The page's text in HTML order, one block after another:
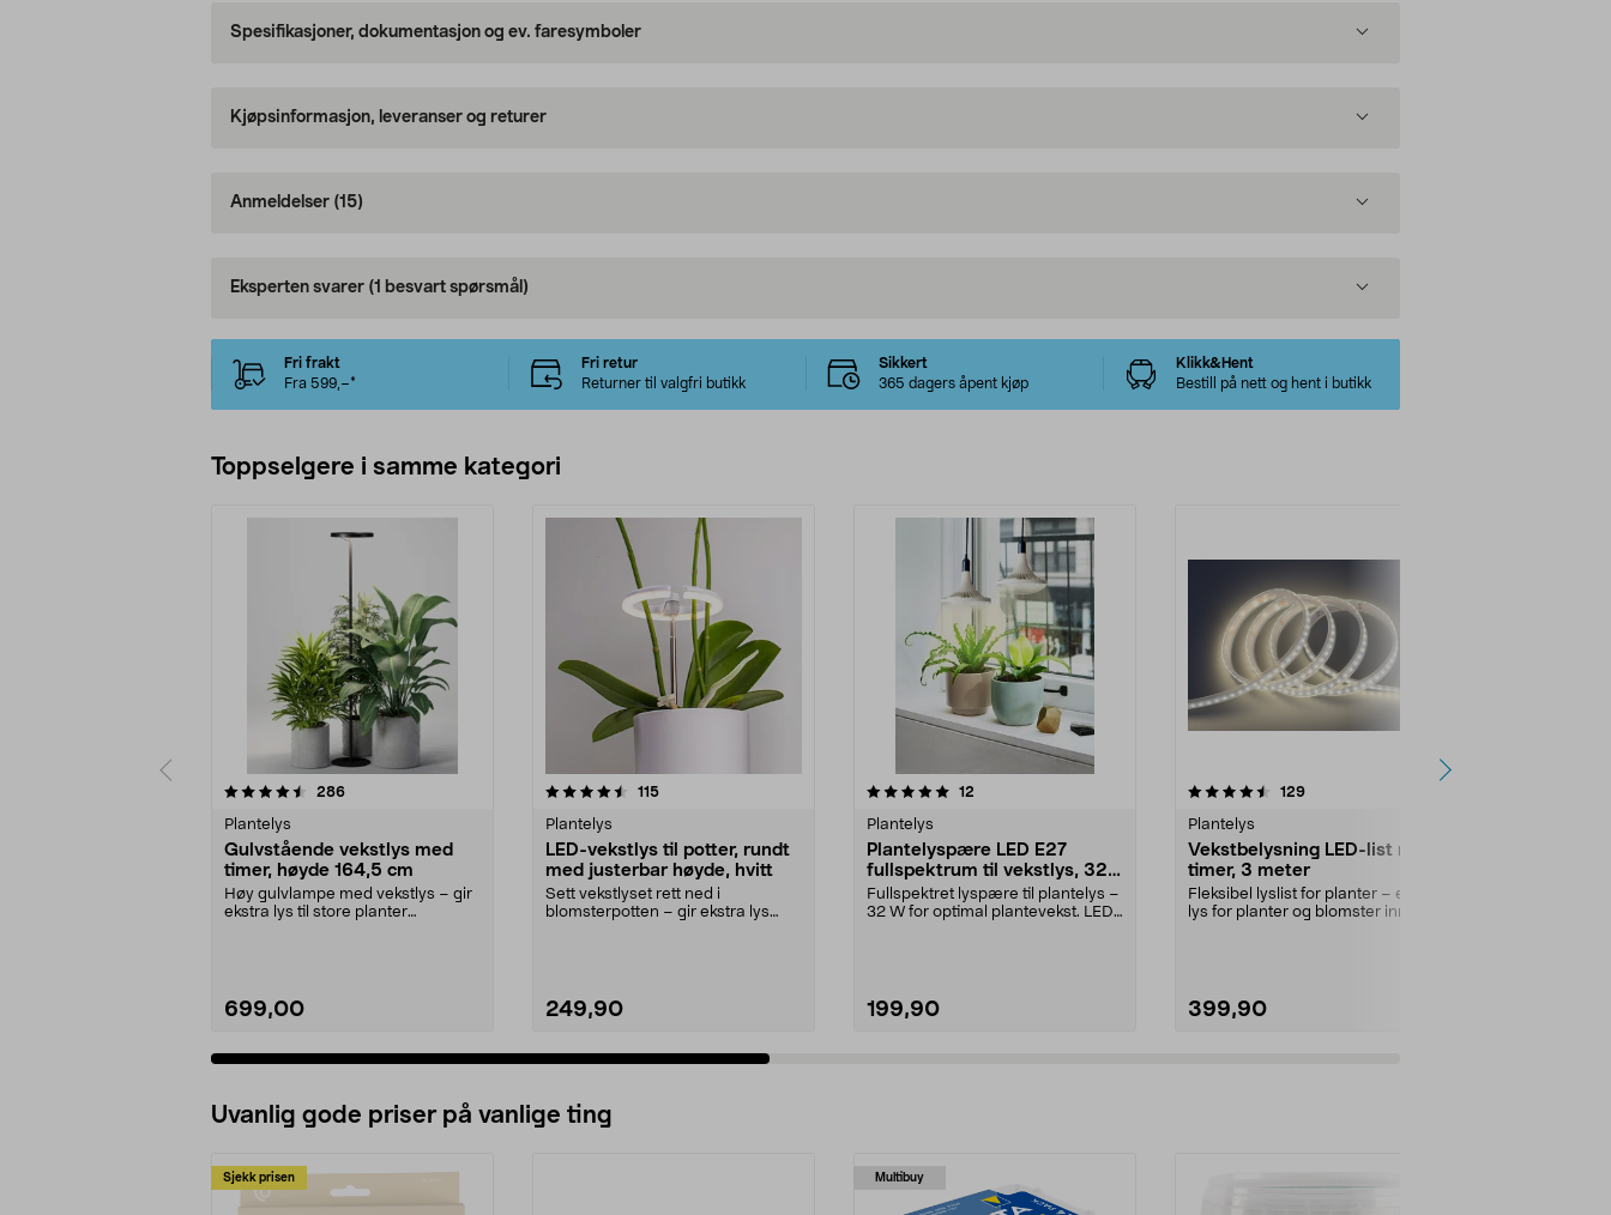
Spesifikasjoner, dokumentasjon og ev. faresymboler
Kjøpsinformasjon, leveranser og returer
Anmeldelser (15)
Eksperten svarer (1 besvart spørsmål)
Fri frakt
Fra 599,–*
Fri retur
Returner til valgfri butikk
Sikkert
365 dagers åpent kjøp
Klikk&Hent
Bestill på nett og hent i butikk
Toppselgere i samme kategori
286anmeldelser
Plantelys
Gulvstående vekstlys med
timer, høyde 164,5 cm
Høy gulvlampe med vekstlys – gir
ekstra lys til store planter
699,00
4.5 av 5 stjerner 115anmeldelser
Plantelys
LED-vekstlys til potter, rundt
med justerbar høyde, hvitt
Sett vekstlyset rett ned i
blomsterpotten – gir ekstra lys
249,90
5.0 av 5 stjerner 12
Plantelys
Plantelyspære LED E27
fullspektrum til vekstlys, 32
W
Fullspektret lyspære til plantelys –
32 W for optimal plantevekst. LED-
199,90
4.5 av 5 stjerner 129anmeldelser
Plantelys
Vekstbelysning LED-list med
timer, 3 meter
Fleksibel lyslist for planter – ekstra
lys for planter og blomster inne og
399,90
4.5 av 5 stjerner
Uvanlig gode priser på vanlige ting
Sjekk prisen Multibuy